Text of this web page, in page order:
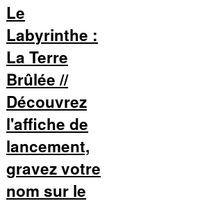
Le
Labyrinthe :
La Terre
Brûlée //
Découvrez
l'affiche de
lancement,
gravez votre
nom sur le